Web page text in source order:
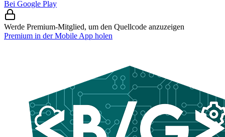
Bei Google Play
Werde Premium-Mitglied, um den Quellcode anzuzeigen
Premium in der Mobile App holen